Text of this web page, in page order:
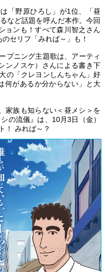
「野原ひろし」が1位、「昼
など話題を呼んだ本作。今回
ョンも！すべて森川智之さん
セリフ「みれば～」も！
プニング主題歌は、アーティ
ンノスケ）さんによる書き下
の「クレヨンしんちゃん」好
何があるか分からない」と大
家族も知らない＜昼メシ＞を
の流儀』は、10月3日（金）
！ みれば～？